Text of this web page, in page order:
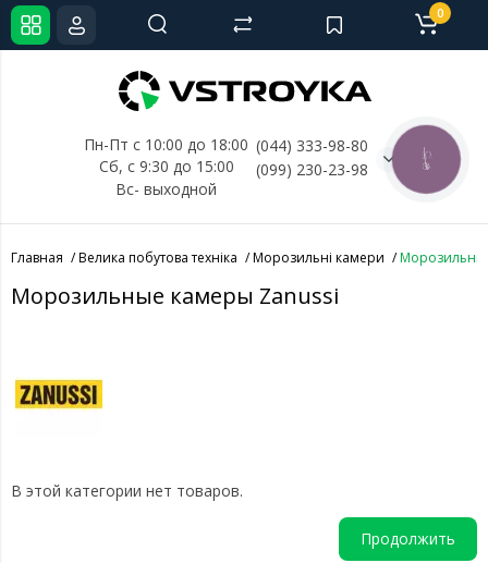
Пн-Пт с 10:00 до 18:00
Сб, с 9:30 до 15:00
Вс- выходной
(044) 333-98-80
(099) 230-23-98
0
Главная Велика побутова техніка Морозильні камери
Морозильные камеры Zanussi
В этой категории нет товаров.
Продолжить
КНОПКА
СВЯЗИ